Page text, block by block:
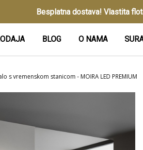
Besplatna dostava! Vlastita
BLOG O NAMA
s vremenskom stanicom - MOIRA LED PREMIUM